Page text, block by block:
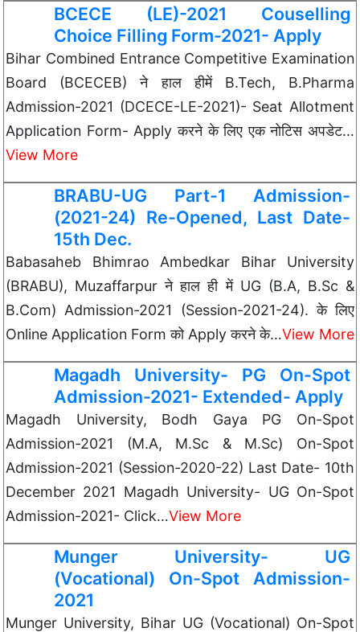
BCECE (LE)-2021 Couselling
Choice Filling Form-2021- Apply
Bihar Combined Entrance Competitive Examination
Board (BCECEB) ने हाल हीमें B.Tech, B.Pharma
Admission-2021 (DCECE-LE-2021)- Seat Allotment
Application Form- Apply करने के लिए एक नोटिस अपडेट…
View More
BRABU-UG Part-1 Admission-
(2021-24) Re-Opened, Last Date-
15th Dec.
Babasaheb Bhimrao Ambedkar Bihar University
(BRABU), Muzaffarpur ने हाल ही में UG (B.A, B.Sc &
B.Com) Admission-2021 (Session-2021-24). के लिए
Online Application Form को Apply करने के…View More
Magadh University- PG On-Spot
Admission-2021- Extended- Apply
Magadh University, Bodh Gaya PG On-Spot
Admission-2021 (M.A, M.Sc & M.Sc) On-Spot
Admission-2021 (Session-2020-22) Last Date- 10th
December 2021 Magadh University- UG On-Spot
Admission-2021- Click…View More
Munger University- UG
(Vocational) On-Spot Admission-
2021
Munger University, Bihar UG (Vocational) On-Spot